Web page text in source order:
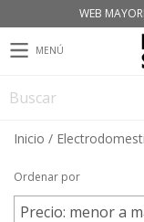
WEB
MENÚ
Inicio /
Ordenar por